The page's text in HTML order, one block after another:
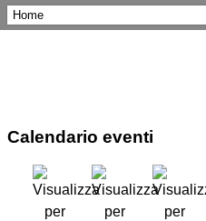
Calendario eventi